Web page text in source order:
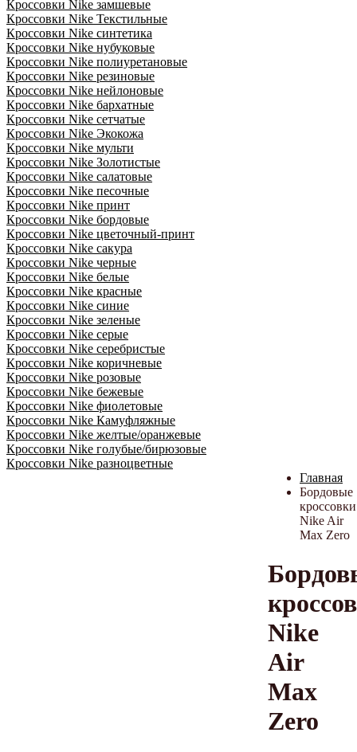
Кроссовки Nike замшевые
Кроссовки Nike Текстильные
Кроссовки Nike синтетика
Кроссовки Nike нубуковые
Кроссовки Nike полиуретановые
Кроссовки Nike резиновые
Кроссовки Nike нейлоновые
Кроссовки Nike бархатные
Кроссовки Nike сетчатые
Кроссовки Nike Экокожа
Кроссовки Nike мульти
Кроссовки Nike Золотистые
Кроссовки Nike салатовые
Кроссовки Nike песочные
Кроссовки Nike принт
Кроссовки Nike бордовые
Кроссовки Nike цветочный-принт
Кроссовки Nike сакура
Кроссовки Nike черные
Кроссовки Nike белые
Кроссовки Nike красные
Кроссовки Nike синие
Кроссовки Nike зеленые
Кроссовки Nike серые
Кроссовки Nike серебристые
Кроссовки Nike коричневые
Кроссовки Nike розовые
Кроссовки Nike бежевые
Кроссовки Nike фиолетовые
Кроссовки Nike Камуфляжные
Кроссовки Nike желтые/оранжевые
Кроссовки Nike голубые/бирюзовые
Кроссовки Nike разноцветные
Главная
Бордовые
кроссовки
Nike Air
Max Zero
Nike
Air
Max
Zero